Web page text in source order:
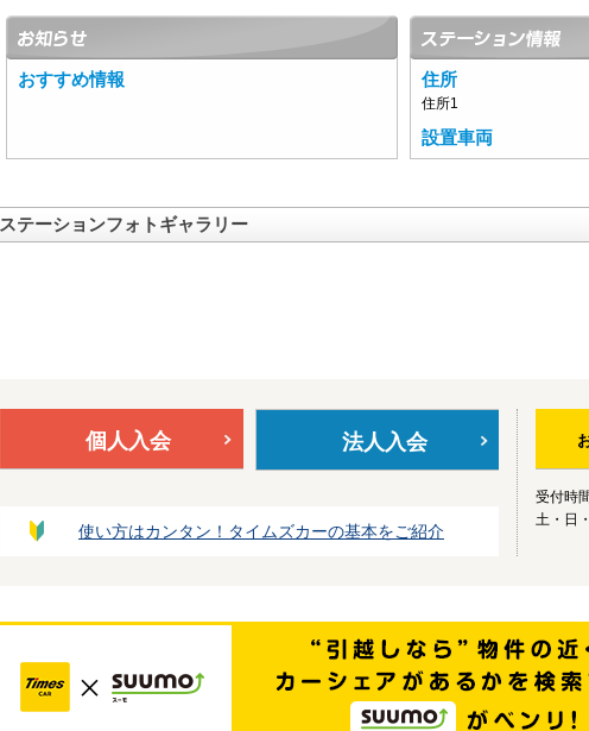
おすすめ情報 住所
住所1
設置車両
ステーションフォトギャラリー
個人入会 法人入会
使い方はカンタン！タイムズカーの基本をご紹介
受付時
土・日